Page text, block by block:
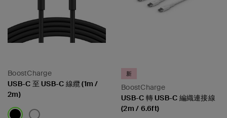
BoostCharge
USB-C 至 USB-C 線纜 (1m /
2m)
BoostCharge
新
USB-C 轉 USB-C 編織連接線
(2m / 6.6ft)